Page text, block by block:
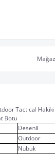
Tactical
Botu
Desenli
Outdoor
Nubuk